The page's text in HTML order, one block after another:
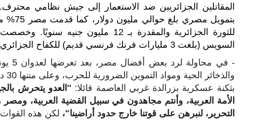
المقاتلين الجزائريين ضد الاستعمار إلى جيش نظامي
للثورة الجزائرية والمقدرة بـ 12
السويس (بلغت 3 مليارات فرنك فرنسي قديم) للكفاح الجزائري.
بثكنة عسكرية بزرالدة غربي العاصمة قائلا: ''العدو يتحرش
الأمة العربية، وأنتم مجاهدون في سبيل القضية العربية،
التحرير، لنبرهن على قوتنا خارج حدود أراضينا"، لكن هذه